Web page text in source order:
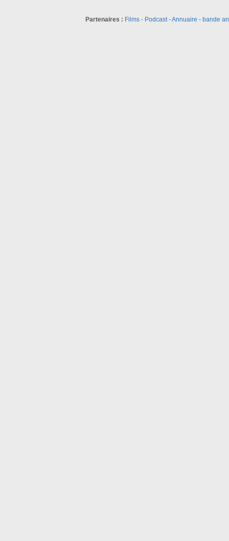
Partenaires : Films- Podcast-Annuaire - bande